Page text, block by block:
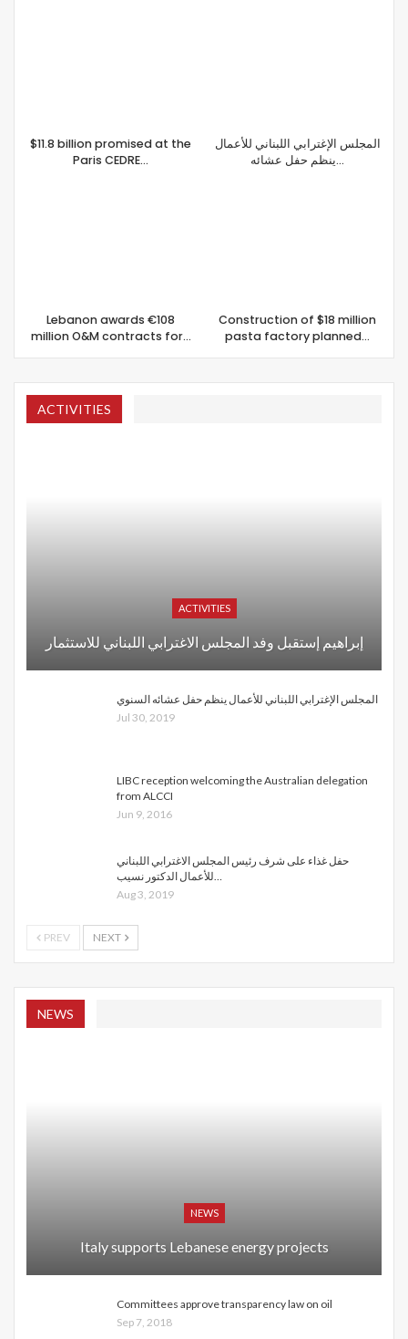
$11.8 billion promised at the
Paris CEDRE…
Lebanon awards €108
million O&M contracts for…
المجلس الإغترابي اللبناني للأعمال
ينظم حفل عشائه…
Construction of $18 million
pasta factory planned…
ACTIVITIES
ACTIVITIES
إبراهيم إستقبل وفد المجلس الاغترابي اللبناني للاستثمار
المجلس الإغترابي اللبناني للأعمال ينظم حفل عشائه السنوي
Jul 30, 2019
LIBC reception welcoming the Australian delegation
from ALCCI
Jun 9, 2016
حفل غذاء على شرف رئيس المجلس الاغترابي اللبناني
للأعمال الدكتور نسيب…
Aug 3, 2019
PREV NEXT
NEWS
NEWS
Italy supports Lebanese energy projects
Committees approve transparency law on oil
Sep 7, 2018